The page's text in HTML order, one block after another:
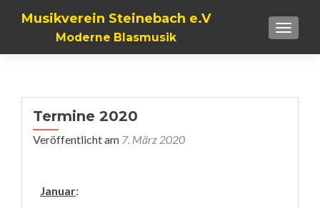
Musikverein Steinebach e.V
Moderne Blasmusik
Termine 2020
Veröffentlicht am 7. März 2020
Januar: